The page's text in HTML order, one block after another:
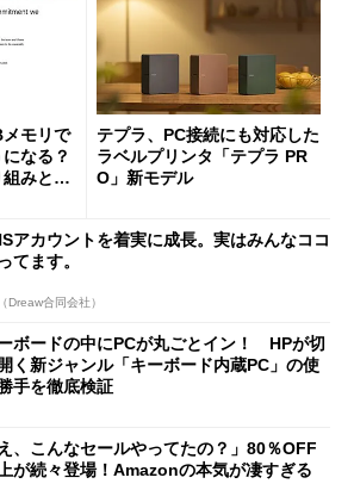
モリで
なる？
みと
テプラ、PC接続にも対応した
ラベルプリンタ「テプラ PR
O」新モデル
アカウントを着実に成長。実はみんなココ
てます。
Dreaw合同会社）
ボードの中にPCが丸ごとイン！ HPが切
く新ジャンル「キーボード内蔵PC」の使
手を徹底検証
え、こんなセールやってたの？」80％OFF
が続々登場！Amazonの本気が凄すぎる